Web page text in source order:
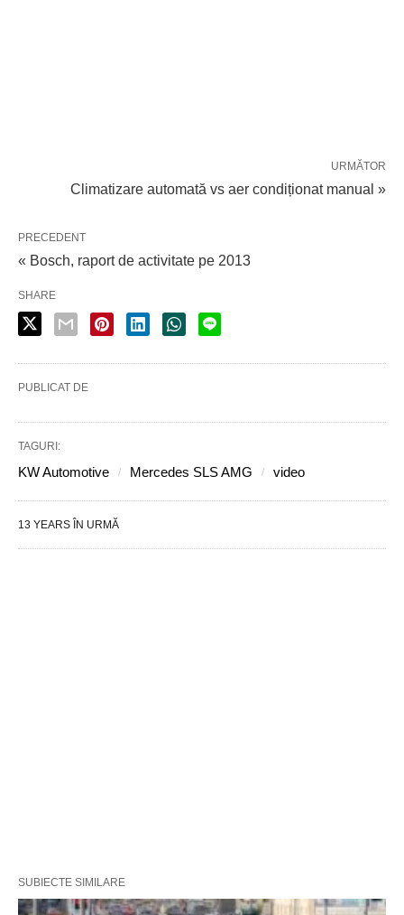
URMĂTOR
Climatizare automată vs aer condiționat manual »
PRECEDENT
« Bosch, raport de activitate pe 2013
SHARE
PUBLICAT DE
TAGURI:
KW Automotive Mercedes SLS AMG video
13 YEARS ÎN URMĂ
SUBIECTE SIMILARE